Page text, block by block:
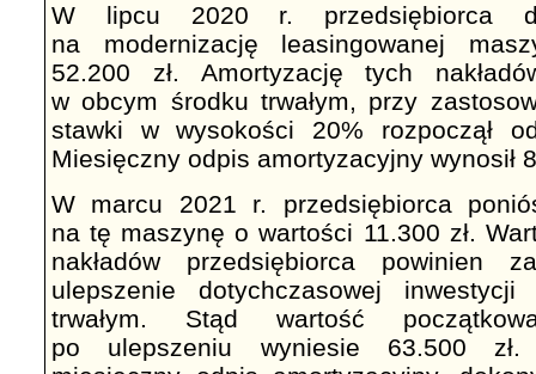
W lipcu 2020 r. przedsiębiorca
na modernizację leasingowanej
52.200 zł. Amortyzację tych
w obcym środku trwałym, przy
stawki w wysokości 20% rozpoczął
Miesięczny odpis amortyzacyjny wynosił
W marcu 2021 r. przedsiębiorca
na tę maszynę o wartości 11.300 zł.
nakładów przedsiębiorca powinien
ulepszenie dotychczasowej
trwałym. Stąd wartość
po ulepszeniu wyniesie 63.500 zł.